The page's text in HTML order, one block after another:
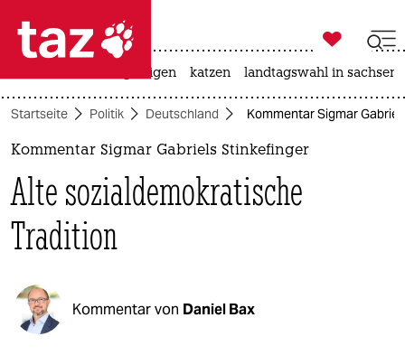
 taz zahl ich
taz zahl ich
politik
öko
gesellschaft
kultur

taz zahl ich
bergsteigen katzen landtagswahl in
Startseite Politik Deutschland Kommentar Sigmar
Kommentar Sigmar Gabriels Stinkefinger
Alte sozialdemokratische
Tradition
Kommentar von Daniel Bax